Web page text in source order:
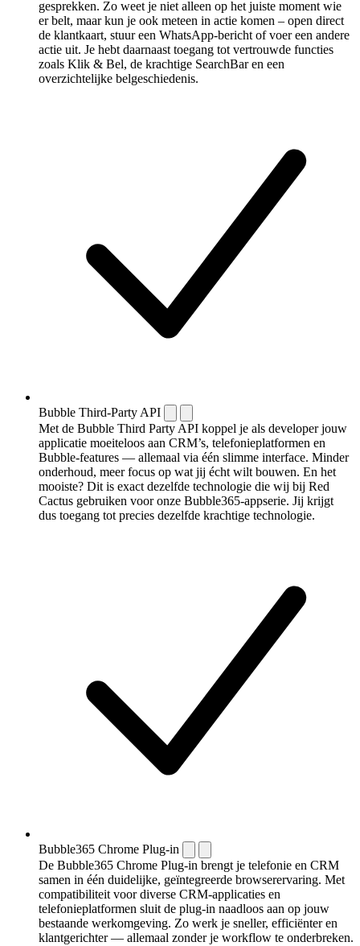
gesprekken. Zo weet je niet alleen op het juiste moment wie
er belt, maar kun je ook meteen in actie komen – open direct
de klantkaart, stuur een WhatsApp-bericht of voer een andere
actie uit. Je hebt daarnaast toegang tot vertrouwde functies
zoals Klik & Bel, de krachtige SearchBar en een
overzichtelijke belgeschiedenis.
Bubble Third-Party API
Met de Bubble Third Party API koppel je als developer jouw
applicatie moeiteloos aan CRM’s, telefonieplatformen en
Bubble-features — allemaal via één slimme interface. Minder
onderhoud, meer focus op wat jij écht wilt bouwen. En het
mooiste? Dit is exact dezelfde technologie die wij bij Red
Cactus gebruiken voor onze Bubble365-appserie. Jij krijgt
dus toegang tot precies dezelfde krachtige technologie.
Bubble365 Chrome Plug-in
De Bubble365 Chrome Plug-in brengt je telefonie en CRM
samen in één duidelijke, geïntegreerde browserervaring. Met
compatibiliteit voor diverse CRM-applicaties en
telefonieplatformen sluit de plug-in naadloos aan op jouw
bestaande werkomgeving. Zo werk je sneller, efficiënter en
klantgerichter — allemaal zonder je workflow te onderbreken.